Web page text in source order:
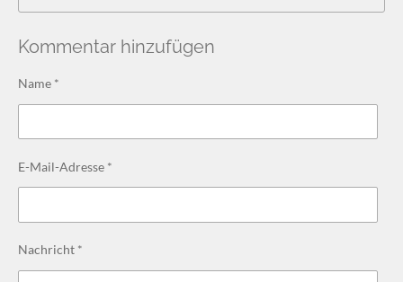
Kommentar hinzufügen
Name *
E-Mail-Adresse *
Nachricht *